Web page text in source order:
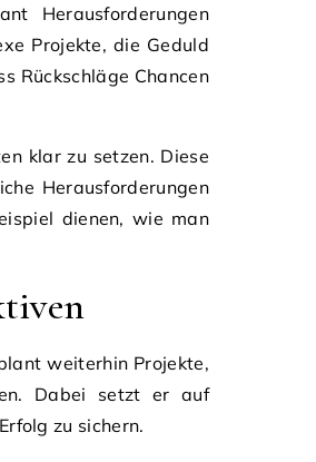
Herausforderungen
Projekte, die Geduld
Rückschläge Chancen
klar zu setzen. Diese
Herausforderungen
dienen, wie man
weiterhin Projekte,
Dabei setzt er auf
zu sichern.